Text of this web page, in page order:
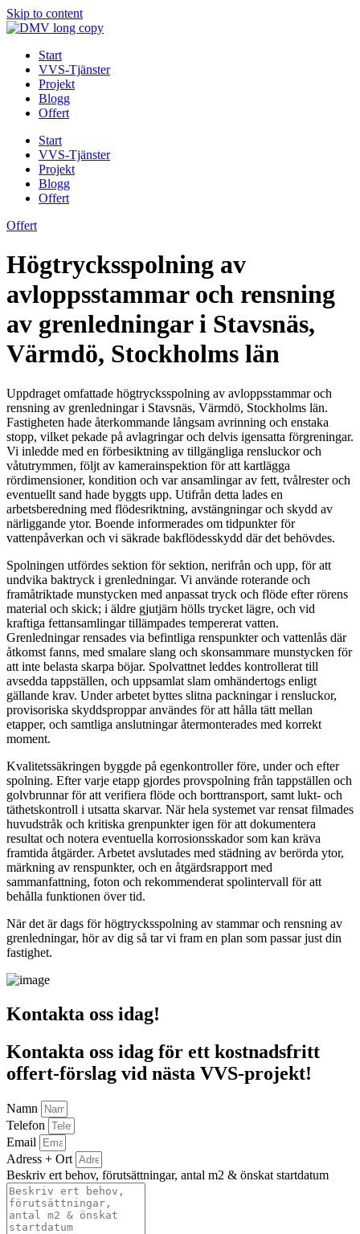
Skip to content
Start
VVS-Tjänster
Projekt
Blogg
Offert
Start
VVS-Tjänster
Projekt
Blogg
Offert
Offert
Högtrycksspolning av
avloppsstammar och rensning
av grenledningar i Stavsnäs,
Värmdö, Stockholms län
Uppdraget omfattade högtrycksspolning av avloppsstammar och
rensning av grenledningar i Stavsnäs, Värmdö, Stockholms län.
Fastigheten hade återkommande långsam avrinning och enstaka
stopp, vilket pekade på avlagringar och delvis igensatta förgreningar.
Vi inledde med en förbesiktning av tillgängliga rensluckor och
våtutrymmen, följt av kamerainspektion för att kartlägga
rördimensioner, kondition och var ansamlingar av fett, tvålrester och
eventuellt sand hade byggts upp. Utifrån detta lades en
arbetsberedning med flödesriktning, avstängningar och skydd av
närliggande ytor. Boende informerades om tidpunkter för
vattenpåverkan och vi säkrade bakflödesskydd där det behövdes.
Spolningen utfördes sektion för sektion, nerifrån och upp, för att
undvika baktryck i grenledningar. Vi använde roterande och
framåtriktade munstycken med anpassat tryck och flöde efter rörens
material och skick; i äldre gjutjärn hölls trycket lägre, och vid
kraftiga fettansamlingar tillämpades tempererat vatten.
Grenledningar rensades via befintliga renspunkter och vattenlås där
åtkomst fanns, med smalare slang och skonsammare munstycken för
att inte belasta skarpa böjar. Spolvattnet leddes kontrollerat till
avsedda tappställen, och uppsamlat slam omhändertogs enligt
gällande krav. Under arbetet byttes slitna packningar i rensluckor,
provisoriska skyddsproppar användes för att hålla tätt mellan
etapper, och samtliga anslutningar återmonterades med korrekt
moment.
Kvalitetssäkringen byggde på egenkontroller före, under och efter
spolning. Efter varje etapp gjordes provspolning från tappställen och
golvbrunnar för att verifiera flöde och borttransport, samt lukt- och
täthetskontroll i utsatta skarvar. När hela systemet var rensat filmades
huvudstråk och kritiska grenpunkter igen för att dokumentera
resultat och notera eventuella korrosionsskador som kan kräva
framtida åtgärder. Arbetet avslutades med städning av berörda ytor,
märkning av renspunkter, och en åtgärdsrapport med
sammanfattning, foton och rekommenderat spolintervall för att
behålla funktionen över tid.
När det är dags för högtrycksspolning av stammar och rensning av
grenledningar, hör av dig så tar vi fram en plan som passar just din
fastighet.
Kontakta oss idag!
Kontakta oss idag för ett kostnadsfritt
offert-förslag vid nästa VVS-projekt!
Namn
Telefon
Email
Adress + Ort
Beskriv ert behov, förutsättningar, antal m2 & önskat startdatum